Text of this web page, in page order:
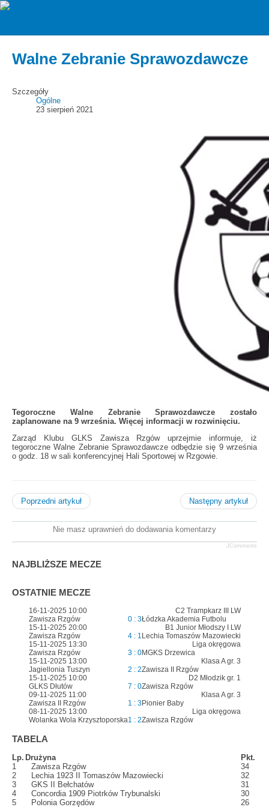
Walne Zebranie Sprawozdawcze
Szczegóły
Ogólne
23 sierpień 2021
Tegoroczne Walne Zebranie Sprawozdawcze zostało
zaplanowane na 9 września. Więcej informacji w rozwinięciu.
Zarząd Klubu GLKS Zawisza Rzgów uprzejmie informuje, iż
tegoroczne Walne Zebranie Sprawozdawcze odbędzie się 9 września
o godz. 18 w sali konferencyjnej Hali Sportowej w Rzgowie.
Poprzedni artykuł Następny artykuł
Nie masz uprawnień do dodawania komentarzy
JComments
NAJBLIŻSZE MECZE
OSTATNIE MECZE
16-11-2025 10:00
C2 Trampkarz III LW
Zawisza Rzgów
0 : 3Łódzka Akademia Futbolu
15-11-2025 20:00
B1 Junior Młodszy I LW
Zawisza Rzgów
4 : 1 Lechia Tomaszów Mazowiecki
15-11-2025 13:30
Liga okręgowa
Zawisza Rzgów
3 : 0MGKS Drzewica
15-11-2025 13:00
Klasa A gr. 3
Jagiellonia Tuszyn
2 : 2Zawisza II Rzgów
15-11-2025 10:00
D2 Młodzik gr. 1
GLKS Dłutów
7 : 0Zawisza Rzgów
09-11-2025 11:00
Klasa A gr. 3
Zawisza II Rzgów
1 : 3Pionier Baby
08-11-2025 13:00
Liga okręgowa
Wolanka Wola Krzysztoporska1 : 2Zawisza Rzgów
TABELA
Lp. Drużyna
Pkt.
1
Zawisza Rzgów
34
2
Lechia 1923 II Tomaszów Mazowiecki
32
3
GKS II Bełchatów
31
4
Concordia 1909 Piotrków Trybunalski
30
5
Polonia Gorzędów
26